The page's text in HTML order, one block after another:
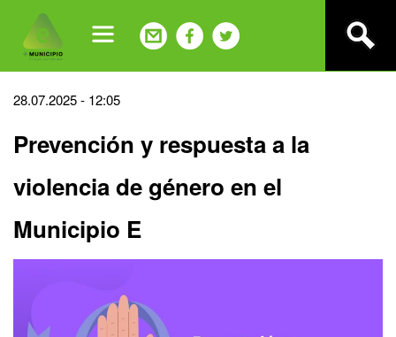
navigation
Back
top
28.07.2025 - 12:05
Prevención y respuesta a la
violencia de género en el
Municipio E